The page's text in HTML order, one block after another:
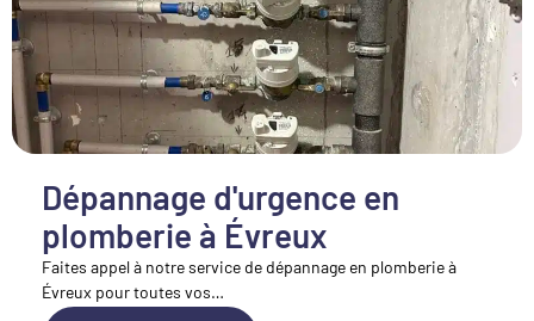
Dépannage d'urgence en
plomberie à Évreux
Faites appel à notre service de dépannage en plomberie à
Évreux pour toutes vos…